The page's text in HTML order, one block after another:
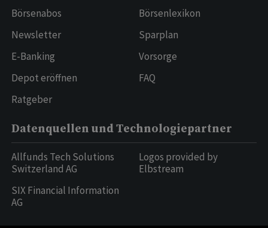
Börsenabos
Newsletter
E-Banking
Depot eröffnen
Ratgeber
Börsenlexikon
Sparplan
Vorsorge
FAQ
Datenquellen und Technologiepartner
Allfunds Tech Solutions
Switzerland AG
SIX Financial Information
AG
Logos provided by
Elbstream